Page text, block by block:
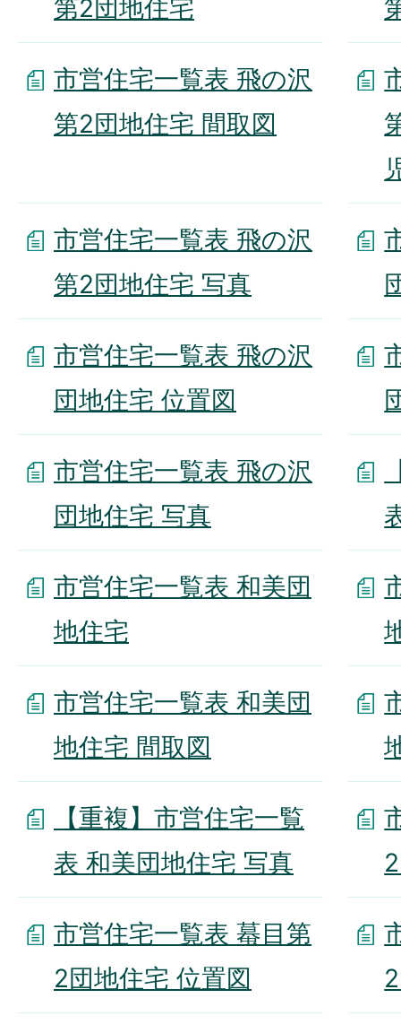
第2団地住宅
市営住宅一覧表 飛の沢
第2団地住宅 間取図
市営住宅一覧表 飛の沢
第2団地住宅 写真
市営住宅一覧表 飛の沢
団地住宅 位置図
市営住宅一覧表 飛の沢
団地住宅 写真
市営住宅一覧表 和美団
地住宅
市営住宅一覧表 和美団
地住宅 間取図
【重複】市営住宅一覧
表 和美団地住宅 写真
市営住宅一覧表 蟇目第
2団地住宅 位置図